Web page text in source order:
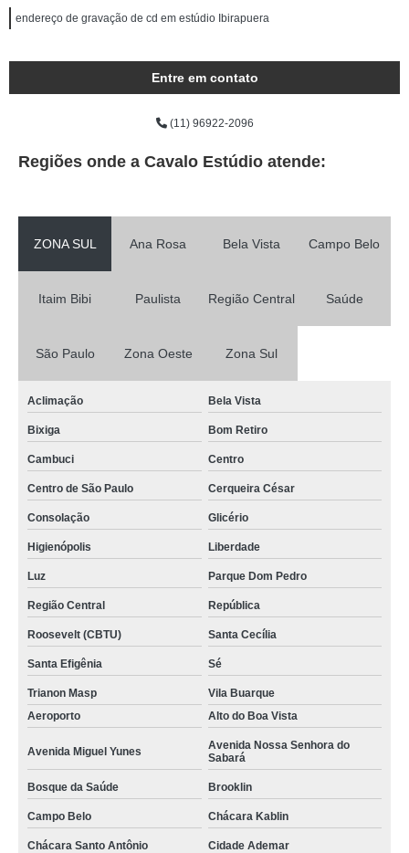
endereço de gravação de cd em estúdio Ibirapuera
Entre em contato
(11) 96922-2096
Regiões onde a Cavalo Estúdio atende:
ZONA SUL Ana Rosa Bela Vista Campo Belo
Itaim Bibi Paulista Região Central Saúde
São Paulo Zona Oeste Zona Sul
Aclimação Bela Vista
Bixiga Bom Retiro
Cambuci Centro
Centro de São Paulo Cerqueira César
Consolação Glicério
Higienópolis Liberdade
Luz Parque Dom Pedro
Região Central República
Roosevelt (CBTU) Santa Cecília
Santa Efigênia Sé
Trianon Masp
Vila Buarque
Aeroporto
Alto do Boa Vista
Avenida Miguel Yunes
Avenida Nossa Senhora do
Sabará
Bosque da Saúde Brooklin
Campo Belo Chácara Kablin
Chácara Santo Antônio Cidade Ademar